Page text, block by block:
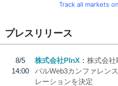
Track all markets
プレスリリース
8/5
14:00
株式会社PlnX
株式会社
バルWeb3カンファレン
レーションを決定